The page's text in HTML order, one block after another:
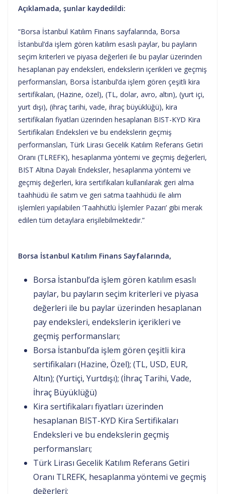
Açıklamada, şunlar kaydedildi:
“Borsa İstanbul Katılım Finans sayfalarında, Borsa
İstanbul’da işlem gören katılım esaslı paylar, bu payların
seçim kriterleri ve piyasa değerleri ile bu paylar üzerinden
hesaplanan pay endeksleri, endekslerin içerikleri ve geçmiş
performansları, Borsa İstanbul’da işlem gören çeşitli kira
sertifikaları, (Hazine, özel), (TL, dolar, avro, altın), (yurt içi,
yurt dışı), (ihraç tarihi, vade, ihraç büyüklüğü), kira
sertifikaları fiyatları üzerinden hesaplanan BIST-KYD Kira
Sertifikaları Endeksleri ve bu endekslerin geçmiş
performansları, Türk Lirası Gecelik Katılım Referans Getiri
Oranı (TLREFK), hesaplanma yöntemi ve geçmiş değerleri,
BIST Altına Dayalı Endeksler, hesaplanma yöntemi ve
geçmiş değerleri, kira sertifikaları kullanılarak geri alma
taahhüdü ile satım ve geri satma taahhüdü ile alım
işlemleri yapılabilen ‘Taahhütlü İşlemler Pazarı’ gibi merak
edilen tüm detaylara erişilebilmektedir.”
Borsa İstanbul Katılım Finans Sayfalarında,
Borsa İstanbul’da işlem gören katılım esaslı
paylar, bu payların seçim kriterleri ve piyasa
değerleri ile bu paylar üzerinden hesaplanan
pay endeksleri, endekslerin içerikleri ve
geçmiş performansları;
Borsa İstanbul’da işlem gören çeşitli kira
sertifikaları (Hazine, Özel); (TL, USD, EUR,
Altın); (Yurtiçi, Yurtdışı); (İhraç Tarihi, Vade,
İhraç Büyüklüğü)
Kira sertifikaları fiyatları üzerinden
hesaplanan BIST-KYD Kira Sertifikaları
Endeksleri ve bu endekslerin geçmiş
performansları;
Türk Lirası Gecelik Katılım Referans Getiri
Oranı TLREFK, hesaplanma yöntemi ve geçmiş
değerleri;